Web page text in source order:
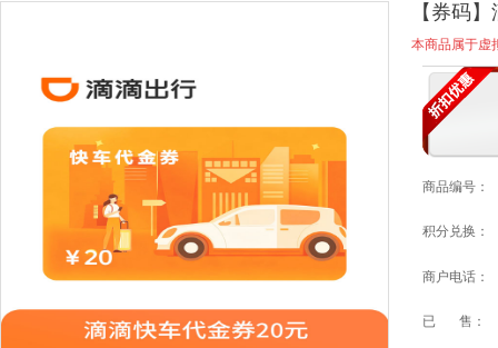
【券码
本商品属于虚
商品编号：
积分兑换：
商户电话：
已 售：